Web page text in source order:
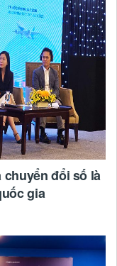
đổi số là
gia